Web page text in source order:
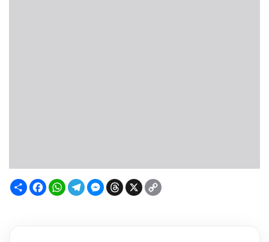
SambungFacebook
WhatsApp
TelegramMessenger
Threads
X